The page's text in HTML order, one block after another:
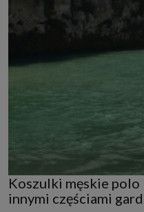
Koszulki męskie polo
innymi częściami